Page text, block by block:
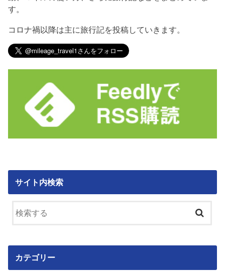
す。
コロナ禍以降は主に旅行記を投稿していきます。
サイト内検索
カテゴリー